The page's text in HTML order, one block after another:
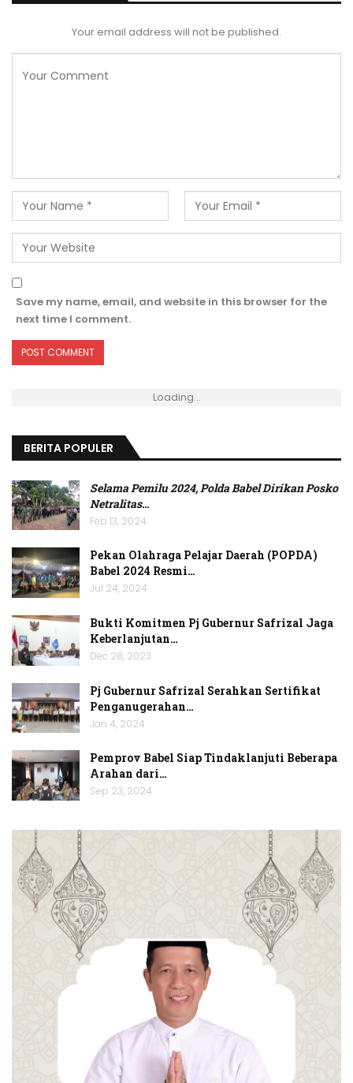
Your email address will not be published.
Save my name, email, and website in this browser for the
next time I comment.
Loading...
BERITA POPULER
Selama Pemilu 2024, Polda Babel Dirikan Posko
Netralitas…
Feb 13, 2024
Pekan Olahraga Pelajar Daerah (POPDA)
Babel 2024 Resmi…
Jul 24, 2024
Bukti Komitmen Pj Gubernur Safrizal Jaga
Keberlanjutan…
Dec 28, 2023
Pj Gubernur Safrizal Serahkan Sertifikat
Penganugerahan…
Jan 4, 2024
Pemprov Babel Siap Tindaklanjuti Beberapa
Arahan dari…
Sep 23, 2024